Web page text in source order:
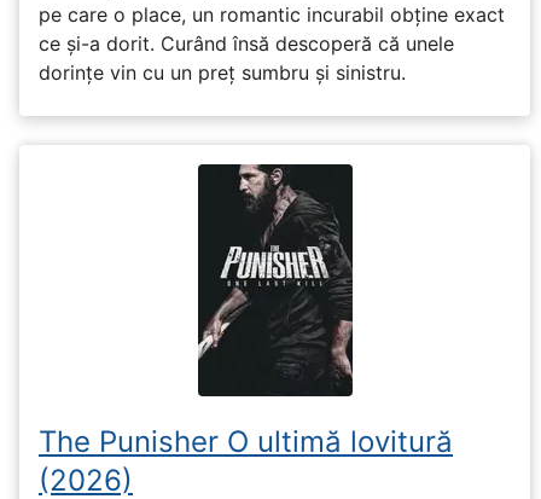
pe care o place, un romantic incurabil obține exact
ce și-a dorit. Curând însă descoperă că unele
dorințe vin cu un preț sumbru și sinistru.
The Punisher O ultimă lovitură
(2026)